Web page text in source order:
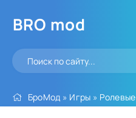
BRO mod
БроМод » Игры » Ролевые